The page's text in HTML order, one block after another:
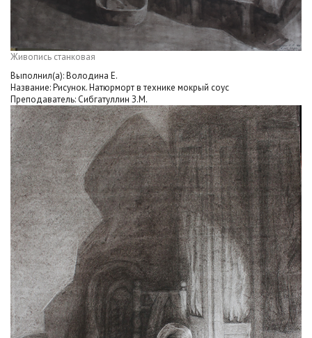
Живопись станковая
Выполнил(а): Володина Е.
Название: Рисунок. Натюрморт в технике мокрый соус
Преподаватель: Сибгатуллин З.М.